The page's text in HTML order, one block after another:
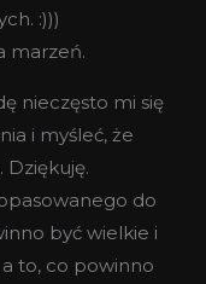
:)))
marzeń.
nieczęsto mi się
i myśleć, że
Dziękuję.
do
być wielkie i
a to, co powinno